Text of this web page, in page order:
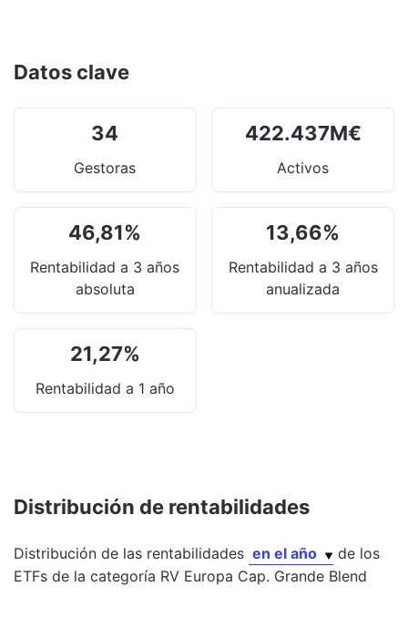
Datos clave
34
Gestoras
422.437M€
Activos
46,81%
Rentabilidad a 3 años
absoluta
13,66%
Rentabilidad a 3 años
anualizada
21,27%
Rentabilidad a 1 año
Distribución de rentabilidades
Distribución de las rentabilidades en el año
de los
ETFs de la categoría RV Europa Cap. Grande Blend